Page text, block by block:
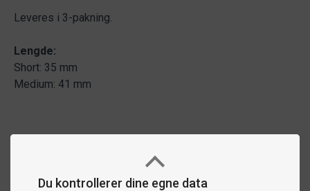
Du kontrollerer dine egne data
Leveres i 3-pakning.
Lengde:
Short: 35 mm
Medium: 41 mm